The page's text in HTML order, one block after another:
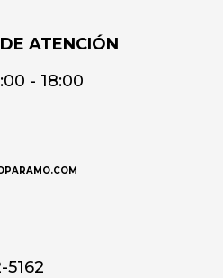
ATENCIÓN
- 18:00
5162